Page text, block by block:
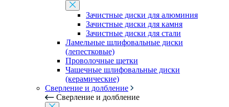
Зачистные диски для алюминия
Зачистные диски для камня
Зачистные диски для стали
Ламельные шлифовальные диски
(лепестковые)
Проволочные щетки
Чашечные шлифовальные диски
(керамические)
Сверление и долбление
Сверление и долбление